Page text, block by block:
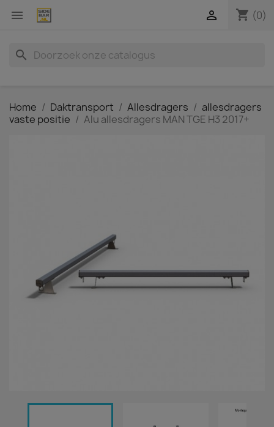
 shopping_cart (0)

search
Home Daktransport Allesdragers
allesdragers
vaste positie
Alu allesdragers MAN TGE H3 2017+